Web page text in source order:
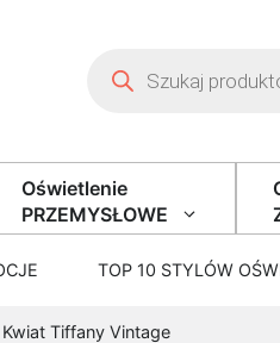
Oświetlenie
PRZEMYSŁOWE
TOP 10 STYLÓW
Tiffany Vintage